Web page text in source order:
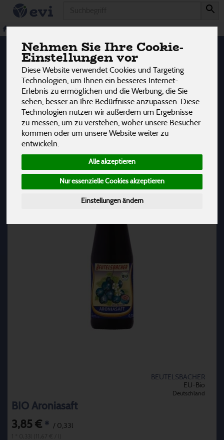
Nehmen Sie Ihre Cookie-
Einstellungen vor
Diese Website verwendet Cookies und Targeting
Technologien, um Ihnen ein besseres Internet-
Erlebnis zu ermöglichen und die Werbung, die Sie
sehen, besser an Ihre Bedürfnisse anzupassen. Diese
Technologien nutzen wir außerdem um Ergebnisse
zu messen, um zu verstehen, woher unsere Besucher
kommen oder um unsere Website weiter zu
entwickeln.
Alle akzeptieren
Nur essenzielle Cookies akzeptieren
Einstellungen ändern
Säfte 1 von 3242
12
Obstsäfte
Hersteller Ernährung Allergene
BEUTELSBACHER
EU-Bio
Deutschland
BIO Aroniasaft
3,85 € * / 0,33l